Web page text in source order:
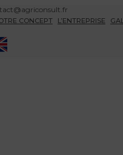
CONCEPT L’ENTREPRISE